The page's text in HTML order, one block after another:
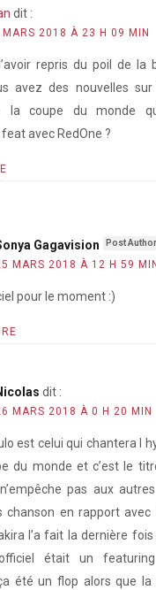
dit :
MARS 2018 À 23 H 09 MIN
repris du poil de la
avez des nouvelles
la coupe du monde
avec RedOne ?
Gagavision
MARS 2018 À 12 H 59 MIN
pour le moment :)
dit :
MARS 2018 À 0 H 20 MIN
est celui qui chantera l
du monde et c’est le
pas aux
chanson en rapport avec
l’a fait la dernière
était un
ça été un flop alors que la